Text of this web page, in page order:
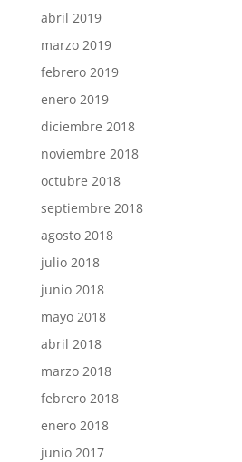
abril 2019
marzo 2019
febrero 2019
enero 2019
diciembre 2018
noviembre 2018
octubre 2018
septiembre 2018
agosto 2018
julio 2018
junio 2018
mayo 2018
abril 2018
marzo 2018
febrero 2018
enero 2018
junio 2017